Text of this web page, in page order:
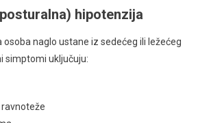
hipotenzija
osoba naglo ustane iz sedećeg ili ležećeg
simptomi uključuju: